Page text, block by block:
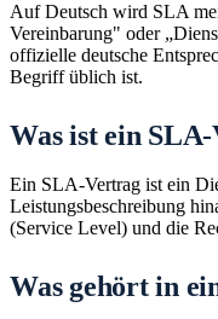
Auf Deutsch wird SLA
Vereinbarung" oder
offizielle deutsche
Begriff üblich ist.
Was ist ein
Ein SLA-Vertrag ist ein
Leistungsbeschreibung
(Service Level) und die
Was gehört in